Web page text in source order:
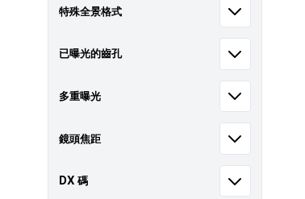
特殊全景格式
已曝光的齒孔
多重曝光
鏡頭焦距
DX 碼